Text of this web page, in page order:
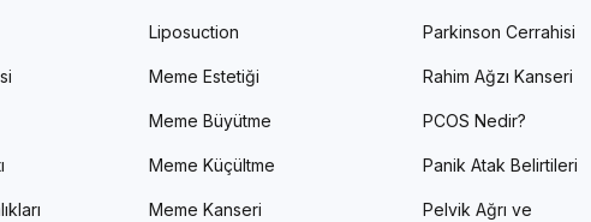
Liposuction
Meme Estetiği
Meme Büyütme
Meme Küçültme
Meme Kanseri
Parkinson Cerrahisi
Rahim Ağzı Kanseri
PCOS Nedir?
Panik Atak Belirtileri
Pelvik Ağrı ve